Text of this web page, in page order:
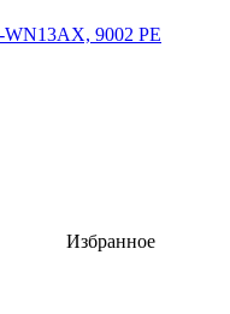
WN13AX, 9002 PE
Избранное